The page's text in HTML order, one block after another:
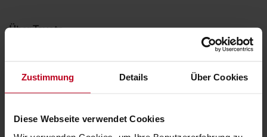
Zustimmung Details Über Cookies
Diese Webseite verwendet Cookies
Über Toyota
Darum Toyota!
Presse und News